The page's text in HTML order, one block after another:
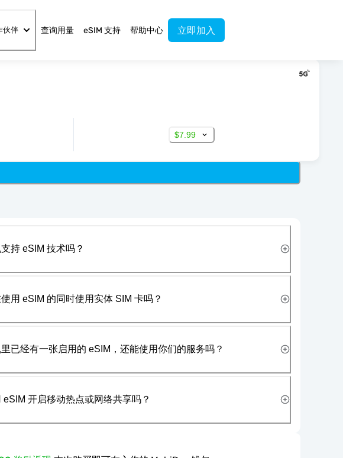
伙伴 查询用量 eSIM 支持 帮助中心 立即加入
$7.99
持 eSIM 技术吗？
用 eSIM 的同时使用实体 SIM 卡吗？
已经有一张启用的 eSIM，还能使用你们的服务吗？
eSIM 开启移动热点或网络共享吗？